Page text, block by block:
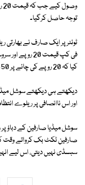
توجہ حاصل کرگیا۔
ٹوئٹر پر ایک صارف نے
کیا کہ 20 روپے کی چائے پر 50 روپے سروس چارجز کہاں کا انصاف ہے۔
دیکھتے ہی دیکھتے سوشل
اور اس ناانصافی پر ریلوے
سوشل میڈیا صارفین کے دباؤ
صارفین ٹکٹ بک کرواتے وقت
سبسڈی نہیں دیتی، اس لیے انہیں ہر آڈر پر 50 روپے سروس